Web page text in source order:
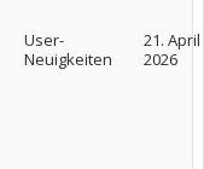
User-
Neuigkeiten
21. April
2026